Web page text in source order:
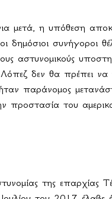
μετά, η υπόθεση
δημόσιοι συνήγοροι
αστυνομικούς
δεν θα πρέπει να
παράνομος
προστασία του
της επαρχίας